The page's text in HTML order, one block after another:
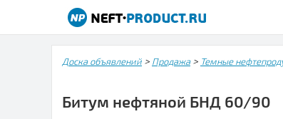
Доска объявлений > Продажа> Темные
Битум нефтяной БНД 60/90